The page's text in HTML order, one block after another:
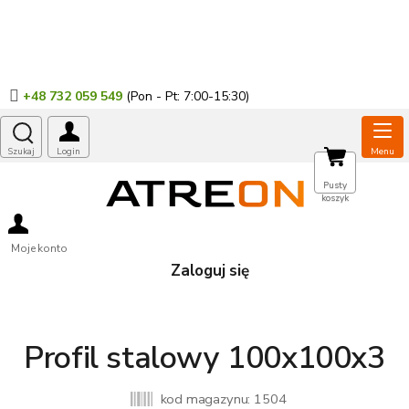
+48 732 059 549
Moje konto
Zaloguj się
KOSZYK
Pusty
koszyk
Profil stalowy 100x100x3
kod magazynu: 1504